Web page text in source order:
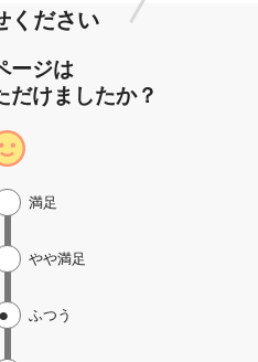
ください
ージは
だけましたか？
ふつう
やや満足
満足